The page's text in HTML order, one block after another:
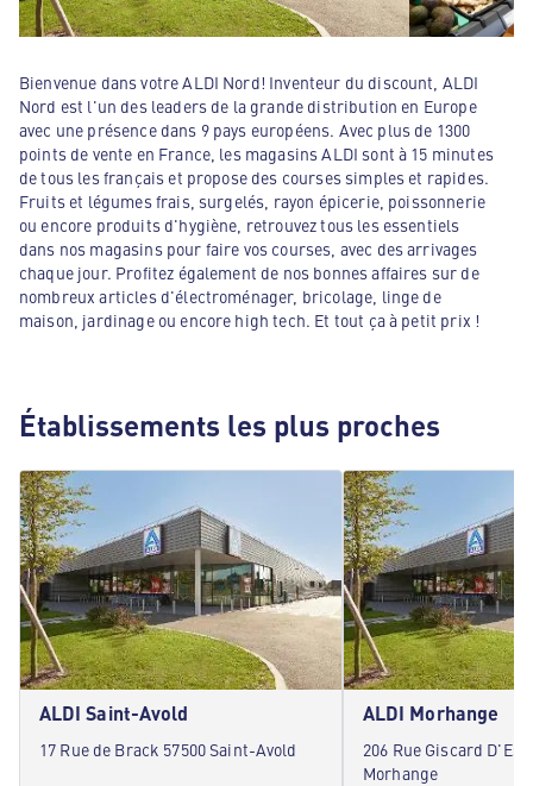
Bienvenue dans votre ALDI Nord! Inventeur du discount, ALDI
Nord est l'un des leaders de la grande distribution en Europe
avec une présence dans 9 pays européens. Avec plus de 1300
points de vente en France, les magasins ALDI sont à 15 minutes
de tous les français et propose des courses simples et rapides.
Fruits et légumes frais, surgelés, rayon épicerie, poissonnerie
ou encore produits d'hygiène, retrouvez tous les essentiels
dans nos magasins pour faire vos courses, avec des arrivages
chaque jour. Profitez également de nos bonnes affaires sur de
nombreux articles d'électroménager, bricolage, linge de
maison, jardinage ou encore high tech. Et tout ça à petit prix !
Établissements les plus proches
ALDI Saint-Avold
17 Rue de Brack 57500 Saint-Avold
ALDI Morhange
206 Rue Giscard
Morhange